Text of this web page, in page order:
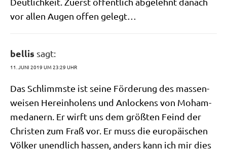
vor allen Augen offen gelegt…
bellis sagt:
11. JUNI 2019 UM 23:29 UHR
Das Schlimm­ste ist sei­ne För­de­rung des mas­sen­
wei­sen Her­ein­ho­lens und Anlockens von Moham­
me­da­nern. Er wirft uns dem größ­ten Feind der
Chri­sten zum Fraß vor. Er muss die euro­päi­schen
Völ­ker unend­lich has­sen, anders kann ich mir dies